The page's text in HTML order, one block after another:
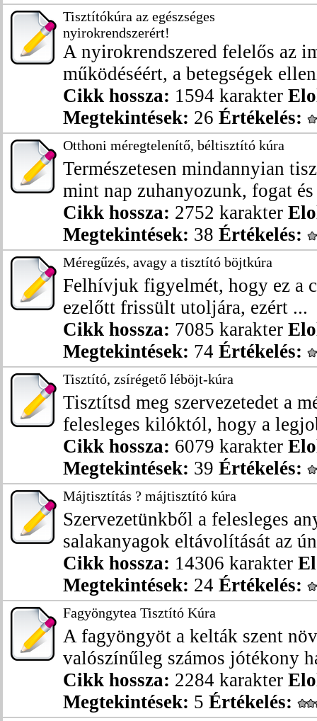
Tisztítókúra az egészséges
nyirokrendszerért!
A nyirokrendszered felelős az
működéséért, a betegségek
Cikk hossza: 1594 karakter
Megtekintések: 26 Értékelés:
Otthoni méregtelenítő, béltisztító kúra
Természetesen mindannyian
mint nap zuhanyozunk, fogat
Cikk hossza: 2752 karakter
Megtekintések: 38 Értékelés:
Méregűzés, avagy a tisztító böjtkúra
Felhívjuk figyelmét, hogy ez a
ezelőtt frissült utoljára, ezért ...
Cikk hossza: 7085 karakter
Megtekintések: 74 Értékelés:
Tisztító, zsírégető léböjt-kúra
Tisztítsd meg szervezetedet a
felesleges kilóktól, hogy a
Cikk hossza: 6079 karakter
Megtekintések: 39 Értékelés:
Májtisztítás ? májtisztító kúra
Szervezetünkből a felesleges
salakanyagok eltávolítását az
Cikk hossza: 14306 karakter
Megtekintések: 24 Értékelés:
Fagyöngytea Tisztító Kúra
A fagyöngyöt a kelták szent
valószínűleg számos jótékony
Cikk hossza: 2284 karakter
Megtekintések: 5 Értékelés: